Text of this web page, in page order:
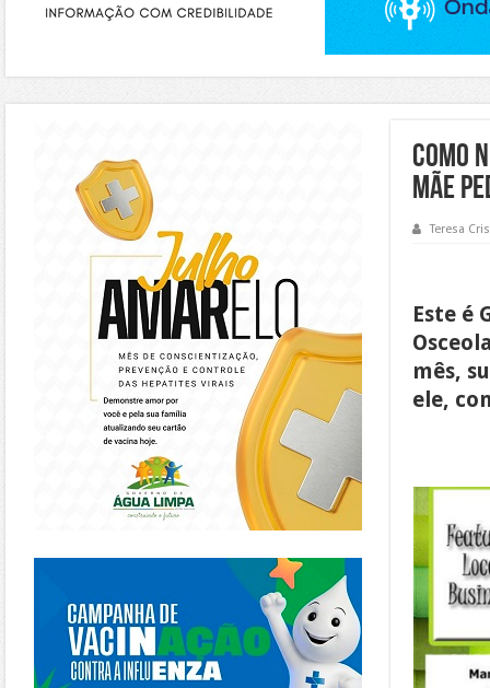
Como
mãe
Teresa
Este é
mês,
ele,
https://piracanjuba.go.gov.br/